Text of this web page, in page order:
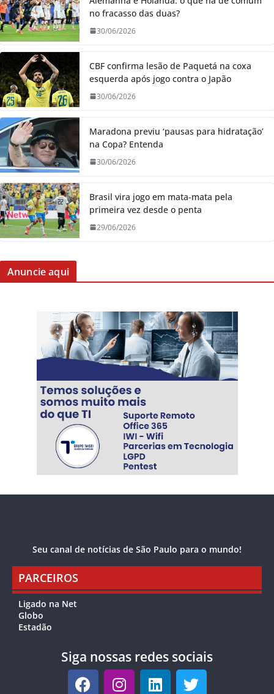
no fracasso das duas?
30/06/2026
CBF confirma lesão de Paquetá na coxa
esquerda após jogo contra o Japão
30/06/2026
Maradona previu ‘pausas para hidratação’
na Copa? Entenda
30/06/2026
Brasil vira jogo em mata-mata pela
primeira vez desde o penta
29/06/2026
Anuncie aqui
Seu canal de notícias de São Paulo para o mundo!
PARCEIROS
Ligado na Net
Globo
Estadão
Siga nossas redes sociais